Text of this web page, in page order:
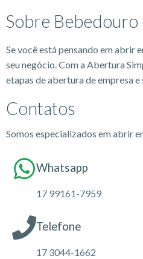
Sobre Bebedouro
Se você está pensando em abrir
seu negócio. Com a Abertura
etapas de abertura de empresa e
Contatos
Somos especializados em abrir
Whatsapp
17 99161-7959
Telefone
17 3044-1662